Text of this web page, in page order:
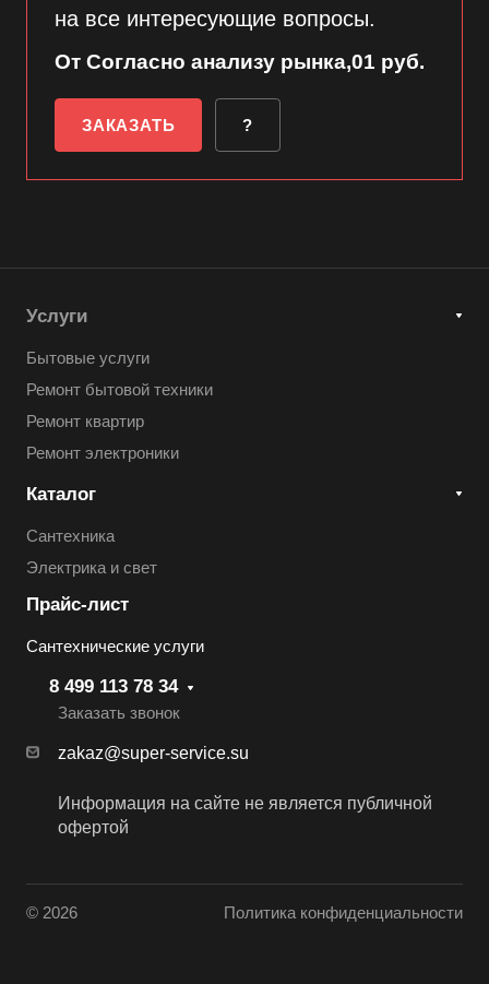
на все интересующие вопросы.
От Согласно анализу рынка,01 руб.
ЗАКАЗАТЬ ?
Услуги
Бытовые услуги
Ремонт бытовой техники
Ремонт квартир
Ремонт электроники
Каталог
Сантехника
Электрика и свет
Прайс-лист
Сантехнические услуги
8 499 113 78 34
Заказать звонок
zakaz@super-service.su
Информация на сайте не является публичной
офертой
© 2026 Политика конфиденциальности